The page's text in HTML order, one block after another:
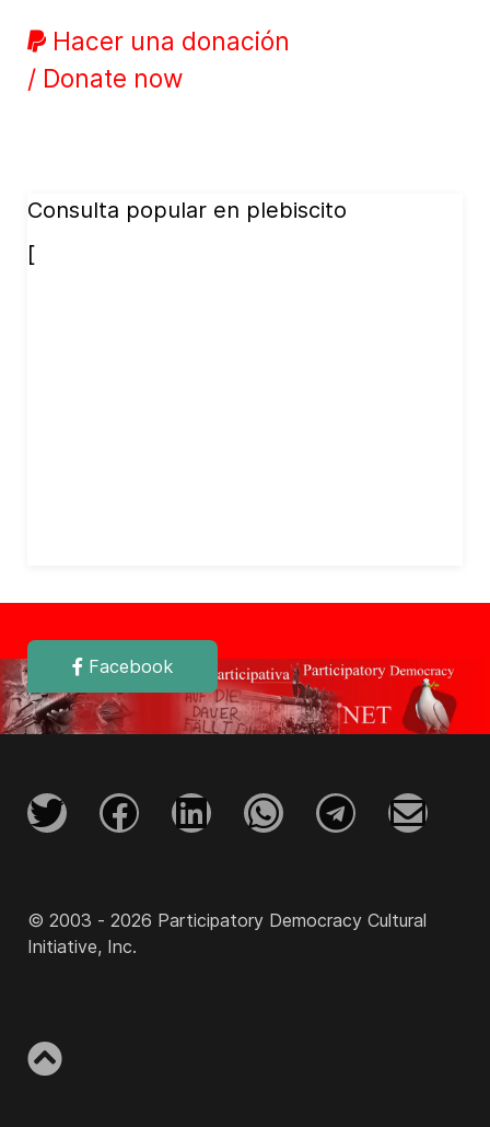
Hacer una donación
/ Donate now
Consulta popular en plebiscito
[
Facebook
© 2003 - 2026 Participatory Democracy Cultural
Initiative, Inc.